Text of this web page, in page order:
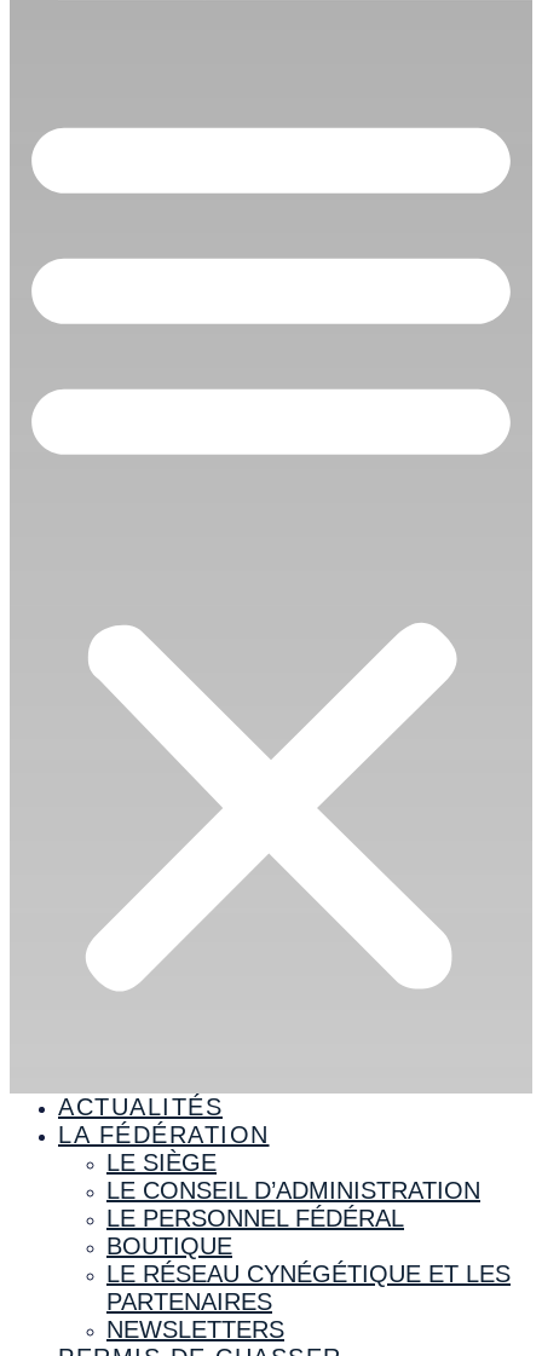
ACTUALITÉS
LA FÉDÉRATION
LE SIÈGE
LE CONSEIL D’ADMINISTRATION
LE PERSONNEL FÉDÉRAL
BOUTIQUE
LE RÉSEAU CYNÉGÉTIQUE ET LES
PARTENAIRES
NEWSLETTERS